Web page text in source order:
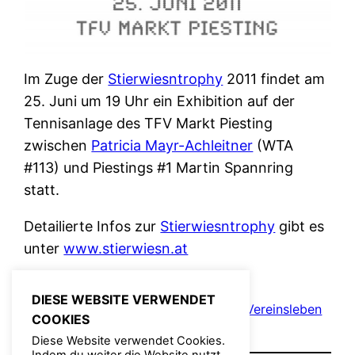
Im Zuge der Stierwiesntrophy 2011 findet am
25. Juni um 19 Uhr ein Exhibition auf der
Tennisanlage des TFV Markt Piesting
zwischen Patricia Mayr-Achleitner (WTA
#113) und Piestings #1 Martin Spannring
statt.
Detailierte Infos zur Stierwiesntrophy gibt es
unterwww.stierwiesn.at
Juni 24, 2011 Admin Allgemein , Fotos Vereinsleben
DIESE WEBSITE VERWENDET
COOKIES
Diese Website verwendet Cookies.